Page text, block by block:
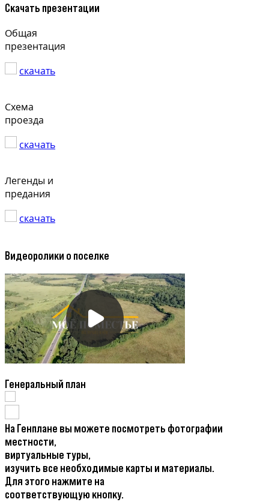
Скачать презентации
Общая
презентация
скачать
Схема
проезда
скачать
Легенды и
предания
скачать
Видеоролики о поселке
Генеральный план
На Генплане вы можете посмотреть фотографии
местности,
виртуальные туры,
изучить все необходимые карты и материалы.
Для этого нажмите на
соответствующую кнопку.